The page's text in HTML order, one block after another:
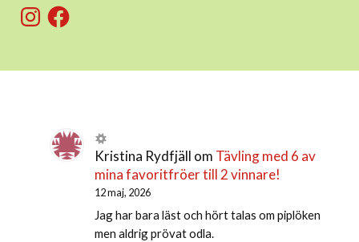
InstagramFacebook
Kristina Rydfjäll om Tävling med 6 av
mina favoritfröer till 2 vinnare!
12 maj, 2026
Jag har bara läst och hört talas om piplöken
men aldrig prövat odla.